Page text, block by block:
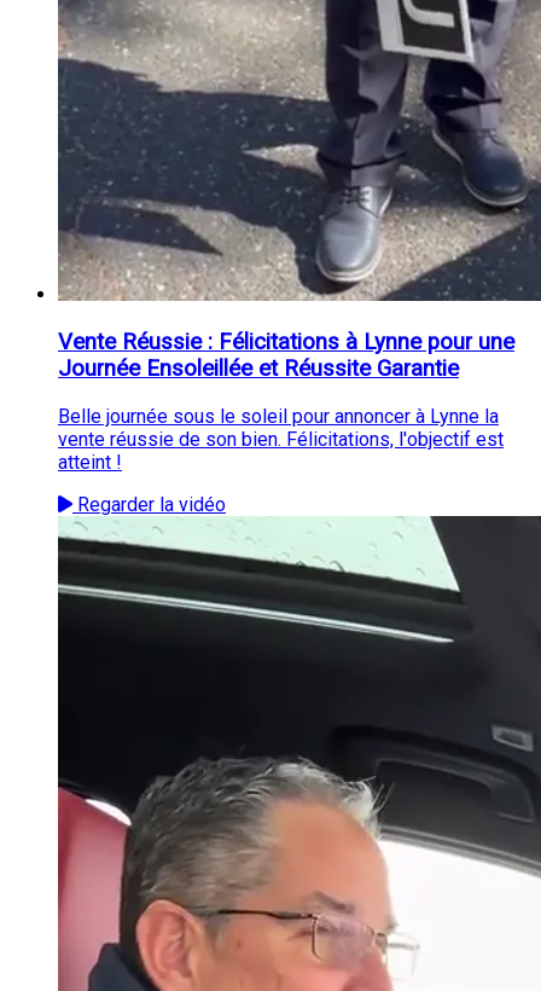
Vente Réussie : Félicitations à Lynne pour une
Journée Ensoleillée et Réussite Garantie
Belle journée sous le soleil pour annoncer à Lynne la
vente réussie de son bien. Félicitations, l'objectif est
atteint !
Regarder la vidéo